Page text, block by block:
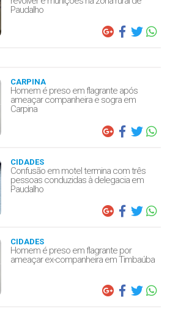
Paudalho
CARPINA
Homem é preso em flagrante após
ameaçar companheira e sogra em
Carpina
CIDADES
Confusão em motel termina com três
pessoas conduzidas à delegacia em
Paudalho
CIDADES
Homem é preso em flagrante por
ameaçar ex-companheira em Timbaúba